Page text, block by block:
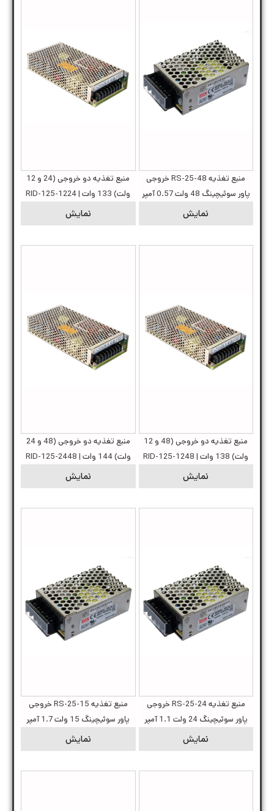
منبع تغذیه RS-25-48 خروجی
پاور سوئیچینگ 48 ولت 0.57 آمپر
نمایش
منبع تغذیه دو خروجی (24 و 12
ولت) 133 وات | RID-125-1224
نمایش
منبع تغذیه دو خروجی (48 و 12
ولت) 138 وات | RID-125-1248
نمایش
منبع تغذیه دو خروجی (48 و 24
ولت) 144 وات | RID-125-2448
نمایش
منبع تغذیه RS-25-24 خروجی
پاور سوئیچینگ 24 ولت 1.1 آمپر
نمایش
منبع تغذیه RS-25-15 خروجی
پاور سوئیچینگ 15 ولت 1.7 آمپر
نمایش